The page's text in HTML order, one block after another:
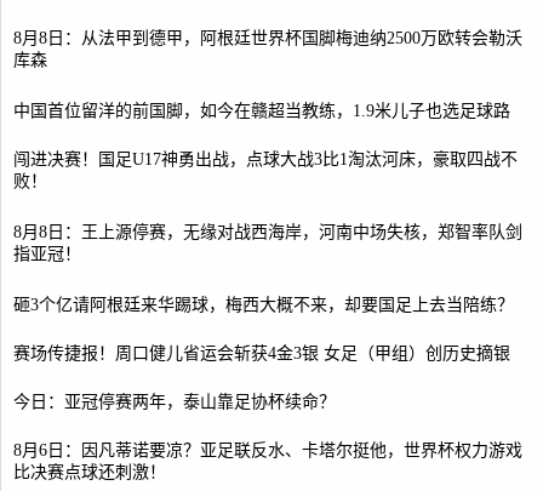
8月8日：从法甲到德甲，阿根廷世界杯国脚梅迪纳2500万欧转会勒沃
库森
中国首位留洋的前国脚，如今在赣超当教练，1.9米儿子也选足球路
闯进决赛！国足U17神勇出战，点球大战3比1淘汰河床，豪取四战不
败！
8月8日：王上源停赛，无缘对战西海岸，河南中场失核，郑智率队剑
指亚冠！
砸3个亿请阿根廷来华踢球，梅西大概不来，却要国足上去当陪练？
赛场传捷报！周口健儿省运会斩获4金3银 女足（甲组）创历史摘银
今日：亚冠停赛两年，泰山靠足协杯续命？
8月6日：因凡蒂诺要凉？亚足联反水、卡塔尔挺他，世界杯权力游戏
比决赛点球还刺激！